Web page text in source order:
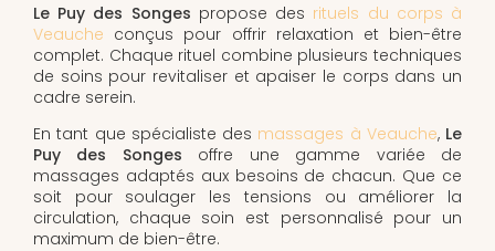
Le Puy des Songes propose des rituels du corps à
Veauche conçus pour offrir relaxation et bien-être
complet. Chaque rituel combine plusieurs techniques
de soins pour revitaliser et apaiser le corps dans un
cadre serein.
En tant que spécialiste des massages à Veauche, Le
Puy des Songes offre une gamme variée de
massages adaptés aux besoins de chacun. Que ce
soit pour soulager les tensions ou améliorer la
circulation, chaque soin est personnalisé pour un
maximum de bien-être.